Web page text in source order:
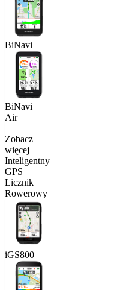
BiNavi
BiNavi
Air
Zobacz
więcej
Inteligentny
GPS
Licznik
Rowerowy
iGS800